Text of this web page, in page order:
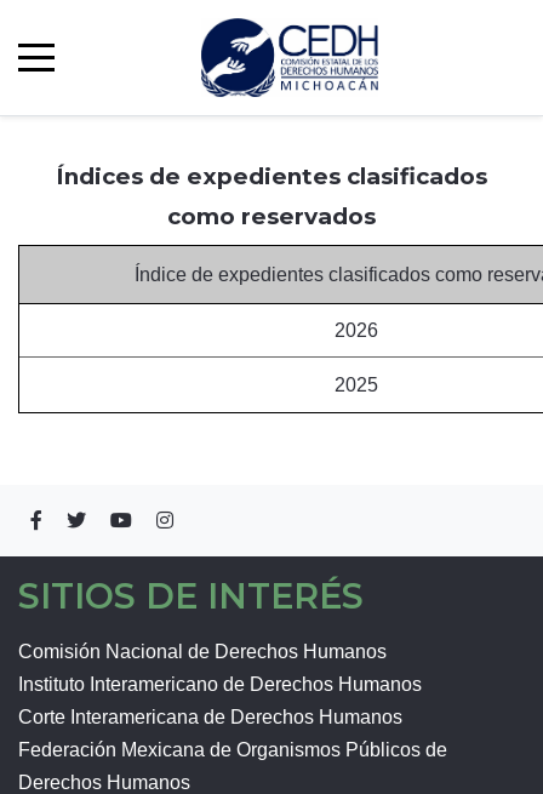
Índices de expedientes clasificados
como reservados
Índice de expedientes clasificados como
2026
2025
SITIOS DE INTERÉS
Comisión Nacional de Derechos Humanos
Instituto Interamericano de Derechos Humanos
Corte Interamericana de Derechos Humanos
Federación Mexicana de Organismos Públicos de
Derechos Humanos